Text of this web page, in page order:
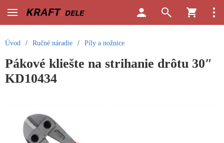
Úvod / Ručné náradie / Píly a nožnice
Pákové kliešte na strihanie drôtu 30″
KD10434